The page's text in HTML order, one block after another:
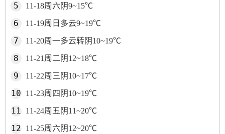
11-18周六阴9~15℃
11-19周日多云9~19℃
11-20周一多云转阴10~19℃
11-21周二阴12~18℃
11-22周三阴10~17℃
11-23周四阴10~19℃
11-24周五阴11~20℃
11-25周六阴12~20℃